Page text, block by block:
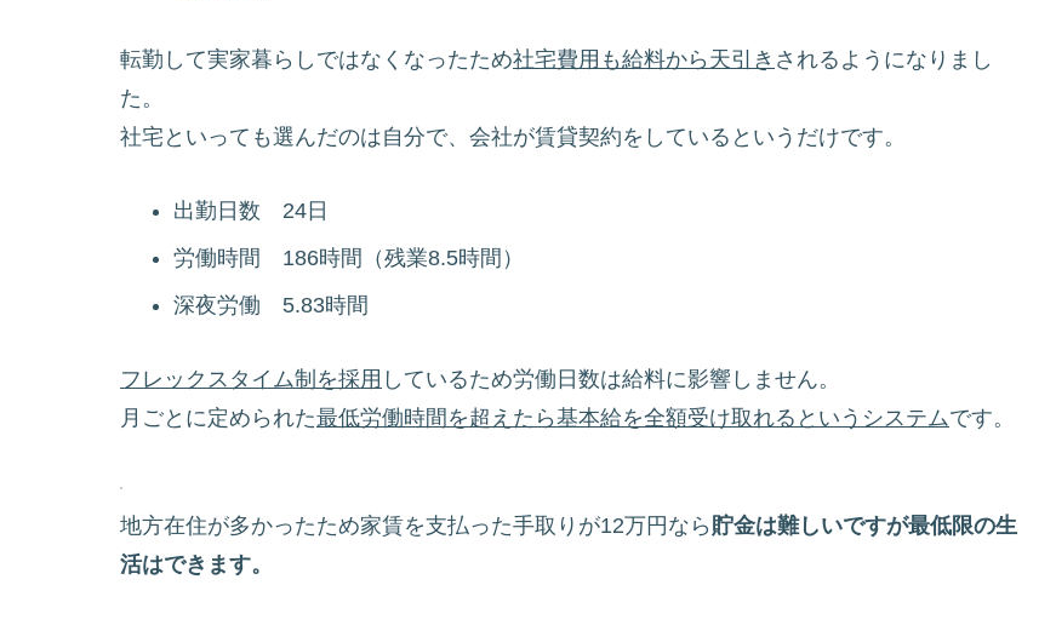
転勤して実家暮らしではなくなったため社宅費用も給料から天引き されるようになりまし
た。
社宅といっても選んだのは自分で、会社が賃貸契約をしているというだけです。
出勤日数 24日
労働時間 186時間（残業8.5時間）
深夜労働 5.83時間
フレックスタイム制を採用 しているため労働日数は給料に影響しません。
月ごとに定められた最低労働時間を超えたら基本給を全額受け取れるというシステムです。
地方在住が多かったため家賃を支払った手取りが12万円なら 貯金は難しいですが最低限の生
活はできます。